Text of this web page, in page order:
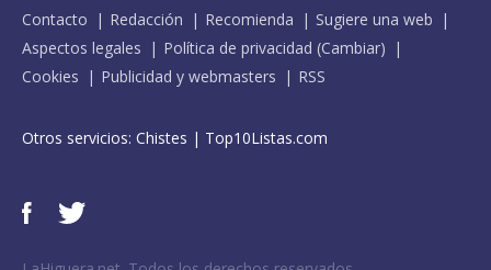
Contacto Redacción Recomienda
Sugiere una web
Aspectos legales
Política de privacidad (Cambiar)
Cookies
Publicidad y webmasters RSS
Otros servicios: Chistes | Top10Listas.com